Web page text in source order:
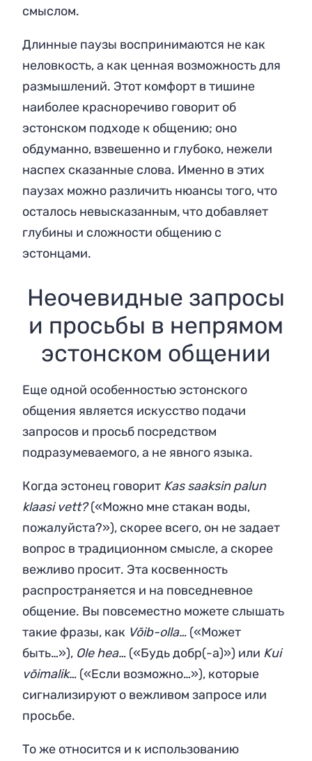
смыслом.
Длинные паузы воспринимаются не как
неловкость, а как ценная возможность для
размышлений. Этот комфорт в тишине
наиболее красноречиво говорит об
эстонском подходе к общению; оно
обдуманно, взвешенно и глубоко, нежели
наспех сказанные слова. Именно в этих
паузах можно различить нюансы того, что
осталось невысказанным, что добавляет
глубины и сложности общению с
эстонцами.
Неочевидные запросы
и просьбы в непрямом
эстонском общении
Еще одной особенностью эстонского
общения является искусство подачи
запросов и просьб посредством
подразумеваемого, а не явного языка.
Когда эстонец говорит Kas saaksin palun
klaasi vett?(«Можно мне стакан воды,
пожалуйста?»), скорее всего, он не задает
вопрос в традиционном смысле, а скорее
вежливо просит. Эта косвенность
распространяется и на повседневное
общение. Вы повсеместно можете слышать
такие фразы, как Võib-olla… («Может
быть…»), Ole hea… («Будь добр(-а)») или Kui
võimalik… («Если возможно…»), которые
сигнализируют о вежливом запросе или
просьбе.
То же относится и к использованию